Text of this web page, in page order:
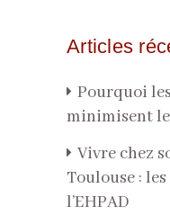
Articles
Pourquoi
minimisent
Vivre chez
Toulouse :
l’EHPAD